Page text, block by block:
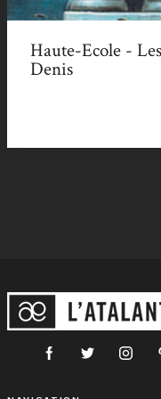
Haute-Ecole -
Denis